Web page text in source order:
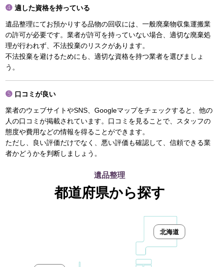
適した資格を持っている
遺品整理にてお預かりする品物の回収には、一般廃棄物収集運搬業
の許可が必要です。業者が許可を持っていない場合、適切な廃棄処
理が行われず、不法投棄のリスクがあります。
不法投棄を避けるためにも、適切な資格を持つ業者を選びましょ
う。
口コミが良い
業者のウェブサイトやSNS、Googleマップをチェックすると、他の
人の口コミが掲載されています。口コミを見ることで、スタッフの
態度や費用などの情報を得ることができます。
ただし、良い評価だけでなく、悪い評価も確認して、信頼できる業
者かどうかを判断しましょう。
遺品整理
都道府県から探す
北海道